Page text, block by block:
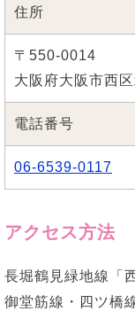
住所
〒550-0014
大阪府大阪市西
電話番号
06-6539-0117
アクセス方法
長堀鶴見緑地線「
御堂筋線・四ツ橋